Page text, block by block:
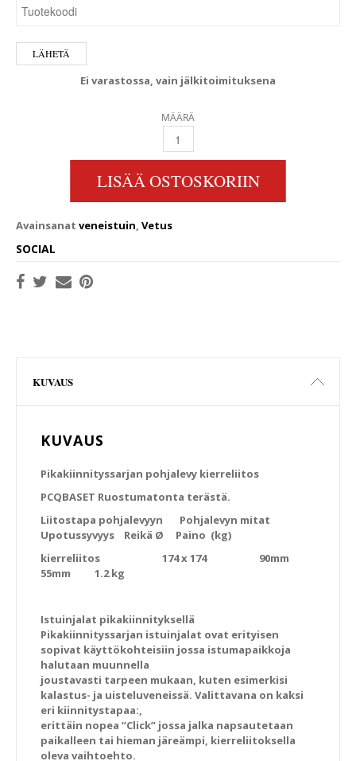
Ei varastossa, vain jälkitoimituksena
MÄÄRÄ
PIKAKIINNITYSSARJAN POHJALEVY
LISÄÄ OSTOSKORIIN
Avainsanat veneistuin, Vetus
SOCIAL
KUVAUS
KUVAUS
Pikakiinnityssarjan pohjalevy kierreliitos
PCQBASET Ruostumatonta terästä.
Liitostapa pohjalevyyn Pohjalevyn mitat
Upotussyvyys Reikä Ø Paino (kg)
kierreliitos 174 x 174 90mm
55mm 1.2 kg
Istuinjalat pikakiinnityksellä
Pikakiinnityssarjan istuinjalat ovat erityisen
sopivat käyttökohteisiin jossa istumapaikkoja
halutaan muunnella
joustavasti tarpeen mukaan, kuten esimerkisi
kalastus- ja uisteluveneissä. Valittavana on kaksi
eri kiinnitystapaa:,
erittäin nopea “Click” jossa jalka napsautetaan
paikalleen tai hieman järeämpi, kierreliitoksella
oleva vaihtoehto.